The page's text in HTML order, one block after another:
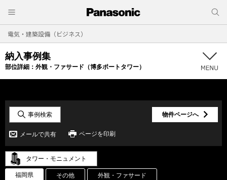
電気・建築設備（ビジネス）
納入事例集
部位詳細： 外観・ファサード（博多ポートタワー）
事例検索
メールで共有 ページを印刷
物件ページへ
タワー・モニュメント
福岡県
その他
外観・ファサード